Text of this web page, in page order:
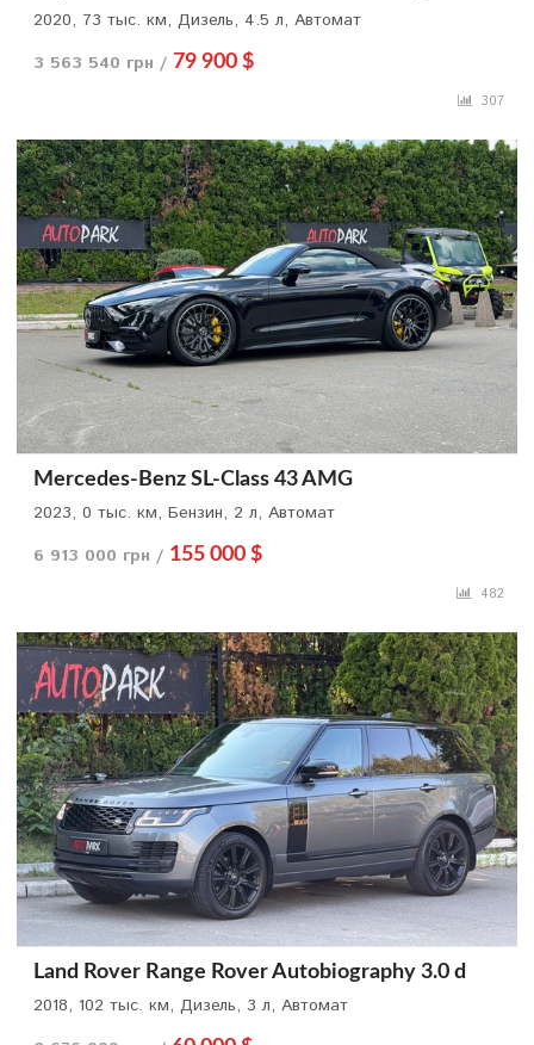
2020, 73 тыс. км, Дизель, 4.5 л, Автомат
3 563 540 грн / 79 900 $
307
Mercedes-Benz SL-Class 43 AMG
2023, 0 тыс. км, Бензин, 2 л, Автомат
6 913 000 грн / 155 000 $
482
Land Rover Range Rover Autobiography 3.0 d
2018, 102 тыс. км, Дизель, 3 л, Автомат